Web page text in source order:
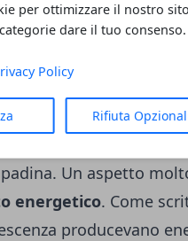
per ottimizzare il nostro
dare il tuo consenso.
Policy
Rifiuta
per i grandi spazi?
più costose
le
50000-80000 ore,
risultando le più
Un aspetto
energetico. Come
producevano